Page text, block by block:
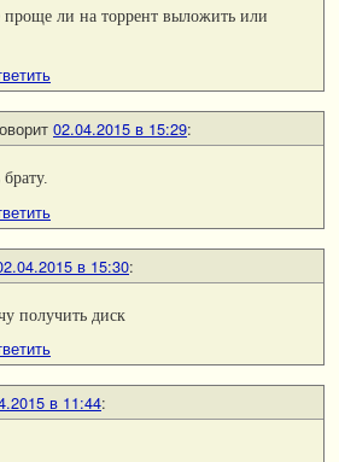
ли на торрент выложить или
02.04.2015 в 15:29:
в 15:30:
получить диск
в 11:44: